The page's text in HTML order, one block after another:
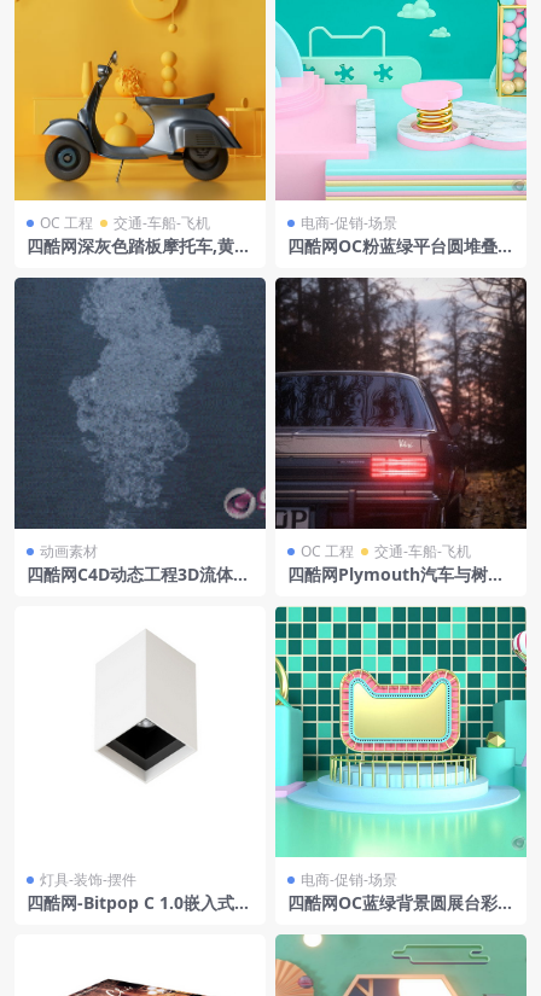
OC 工程 交通-车船-飞机
四酷网深灰色踏板摩托车,黄色
电商-促销-场景
四酷网OC粉蓝绿平台圆堆叠物
程
动画素材
四酷网C4D动态工程3D流体动
OC 工程 交通-车船-飞机
四酷网Plymouth汽车与树林
灯具-装饰-摆件
四酷网-Bitpop C 1.0嵌入式筒
电商-促销-场景
四酷网OC蓝绿背景圆展台彩框